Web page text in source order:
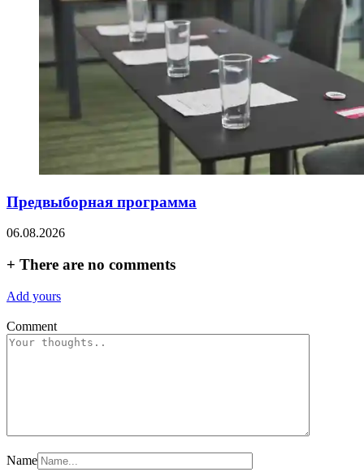
Предвыборная программа
06.08.2026
+ There are no comments
Add yours
Comment
Name